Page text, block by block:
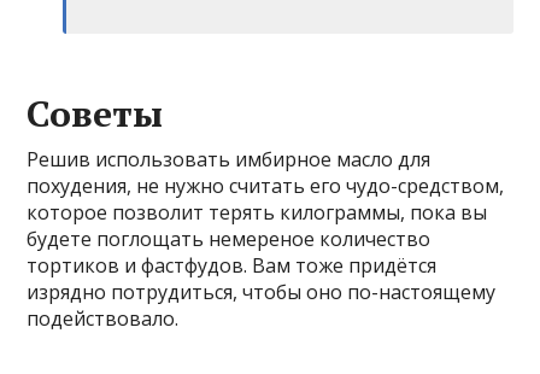
Советы
Решив использовать имбирное масло для
похудения, не нужно считать его чудо-средством,
которое позволит терять килограммы, пока вы
будете поглощать немереное количество
тортиков и фастфудов. Вам тоже придётся
изрядно потрудиться, чтобы оно по-настоящему
подействовало.